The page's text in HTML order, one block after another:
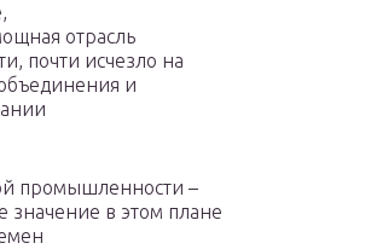
отрасль
почти исчезло на
и
промышленности –
в этом плане